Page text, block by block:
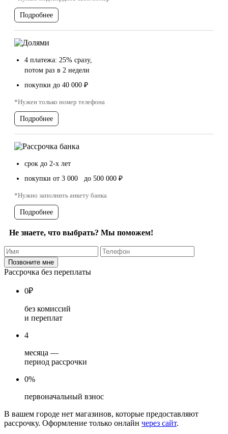
Подробнее
4 платежа: 25% сразу,
потом раз в 2 недели
покупки до 40 000 ₽
*Нужен только номер телефона
Подробнее
срок до 2-х лет
покупки от 3 000 до 500 000 ₽
*Нужно заполнить анкету банка
Подробнее
Не знаете, что выбрать? Мы поможем!
Рассрочка без переплаты
0₽
без комиссий
и переплат
4
месяца —
период рассрочки
0%
первоначальный взнос
В вашем городе нет магазинов, которые предоставляют
рассрочку. Оформление только онлайн через сайт.